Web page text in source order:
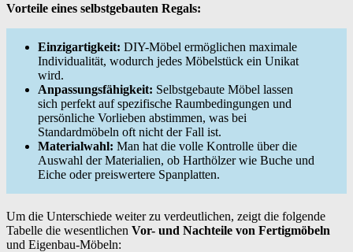
Vorteile eines selbstgebauten Regals:
Einzigartigkeit: DIY-Möbel ermöglichen maximale
Individualität, wodurch jedes Möbelstück ein Unikat
wird.
Anpassungsfähigkeit: Selbstgebaute Möbel lassen
sich perfekt auf spezifische Raumbedingungen und
persönliche Vorlieben abstimmen, was bei
Standardmöbeln oft nicht der Fall ist.
Materialwahl: Man hat die volle Kontrolle über die
Auswahl der Materialien, ob Harthölzer wie Buche und
Eiche oder preiswertere Spanplatten.
Um die Unterschiede weiter zu verdeutlichen, zeigt die folgende
Tabelle die wesentlichen Vor- und Nachteile von Fertigmöbeln
und Eigenbau-Möbeln: